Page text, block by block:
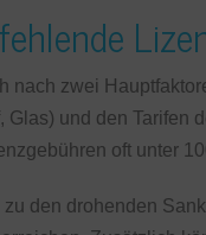
nach zwei
Glas) und den Tarifen
oft unter
den drohenden